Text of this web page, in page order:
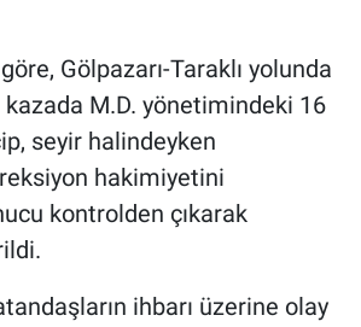
Gölpazarı-Taraklı yolunda
M.D. yönetimindeki 16
seyir halindeyken
hakimiyetini
kontrolden çıkarak
ihbarı üzerine olay